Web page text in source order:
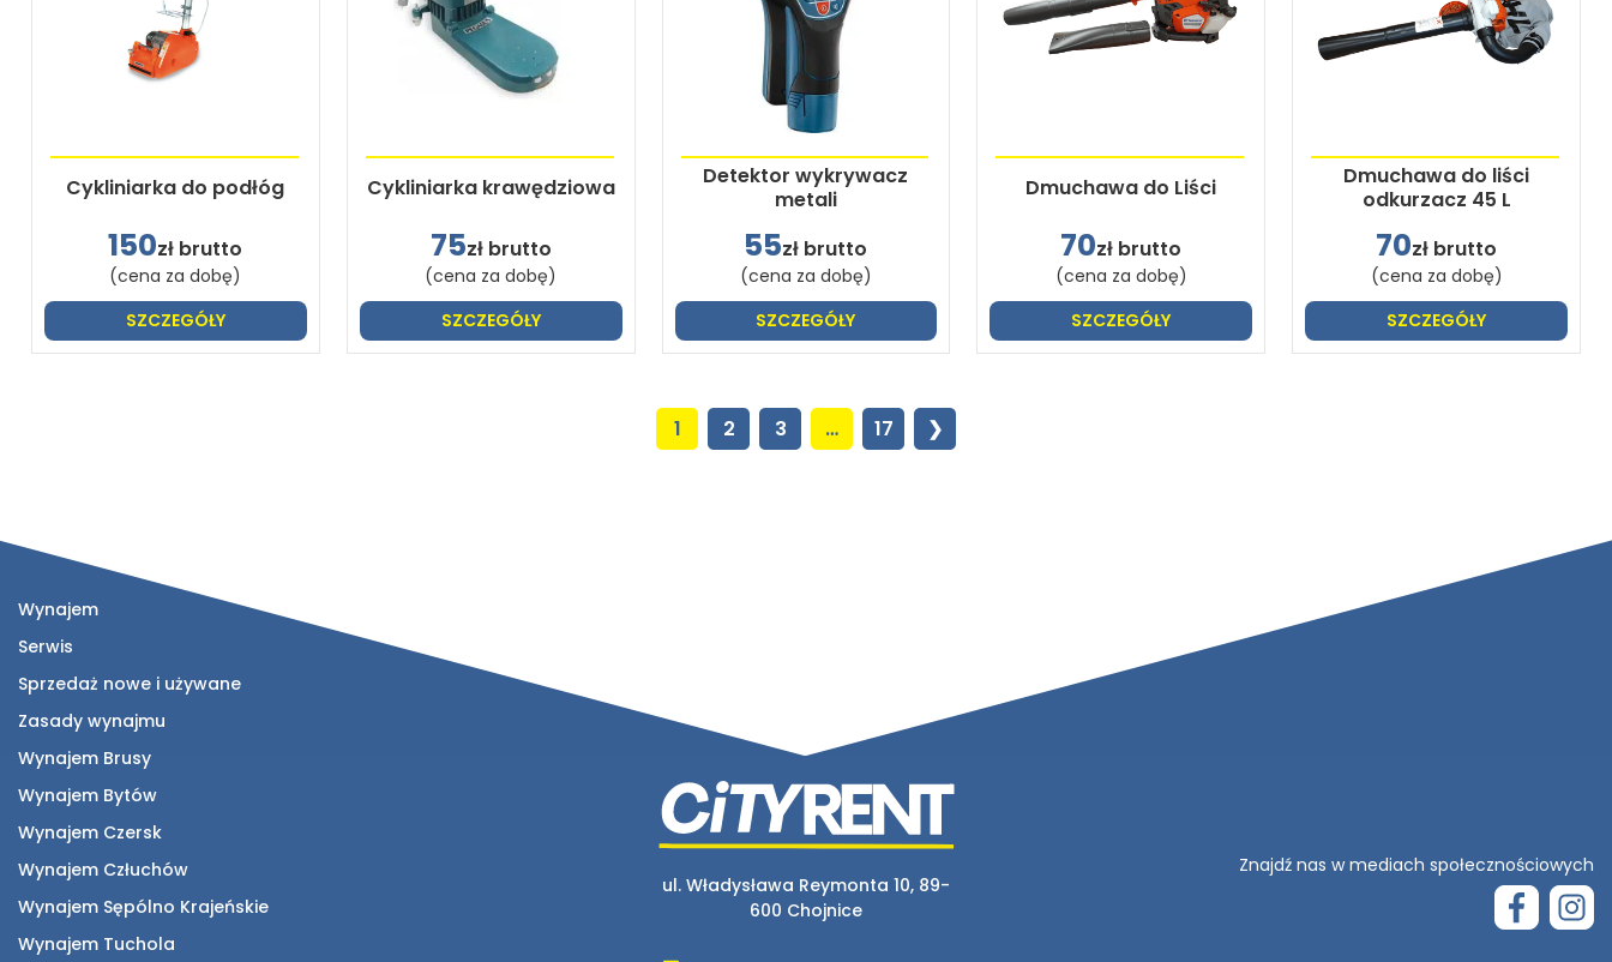
Cykliniarka do podłóg
150zł brutto
(cena za dobę)
SZCZEGÓŁY
Cykliniarka krawędziowa
75zł brutto
(cena za dobę)
SZCZEGÓŁY
Detektor wykrywacz
metali
55zł brutto
(cena za dobę)
SZCZEGÓŁY
Dmuchawa do Liści
70zł brutto
(cena za dobę)
SZCZEGÓŁY
Dmuchawa do liści
odkurzacz 45 L
70zł brutto
(cena za dobę)
SZCZEGÓŁY
1 2 3 … 17 ❯
ul. Władysława Reymonta 10, 89-
600 Chojnice
Znajdź nas w mediach społecznościowych
Wynajem
Serwis
Sprzedaż nowe i używane
Zasady wynajmu
Wynajem Brusy
Wynajem Bytów
Wynajem Czersk
Wynajem Człuchów
Wynajem Sępólno Krajeńskie
Wynajem Tuchola